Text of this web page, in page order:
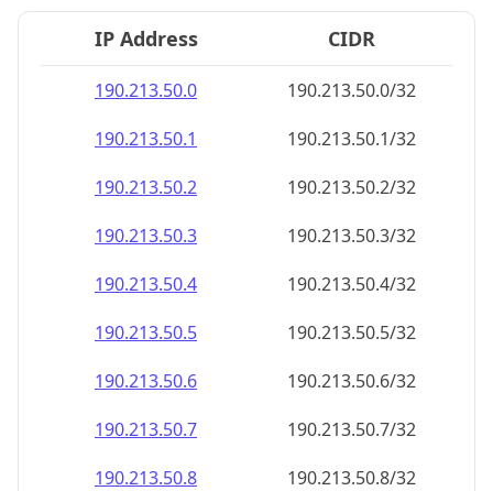
IP Address CIDR
190.213.50.0
190.213.50.0/32
190.213.50.1
190.213.50.1/32
190.213.50.2
190.213.50.2/32
190.213.50.3
190.213.50.3/32
190.213.50.4
190.213.50.4/32
190.213.50.5
190.213.50.5/32
190.213.50.6
190.213.50.6/32
190.213.50.7
190.213.50.7/32
190.213.50.8
190.213.50.8/32